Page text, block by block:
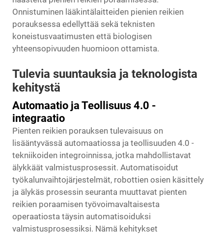
Onnistuminen lääkintälaitteiden pienien reikien
porauksessa edellyttää sekä teknisten
koneistusvaatimusten että biologisen
yhteensopivuuden huomioon ottamista.
Tulevia suuntauksia ja teknologista
kehitystä
Automaatio ja Teollisuus 4.0 -
integraatio
Pienten reikien porauksen tulevaisuus on
lisääntyvässä automaatiossa ja teollisuuden 4.0 -
tekniikoiden integroinnissa, jotka mahdollistavat
älykkäät valmistusprosessit. Automatisoidut
työkalunvaihtojärjestelmät, robottien osien käsittely
ja älykäs prosessin seuranta muuttavat pienten
reikien poraamisen työvoimavaltaisesta
operaatiosta täysin automatisoiduksi
valmistusprosessiksi. Nämä kehitykset